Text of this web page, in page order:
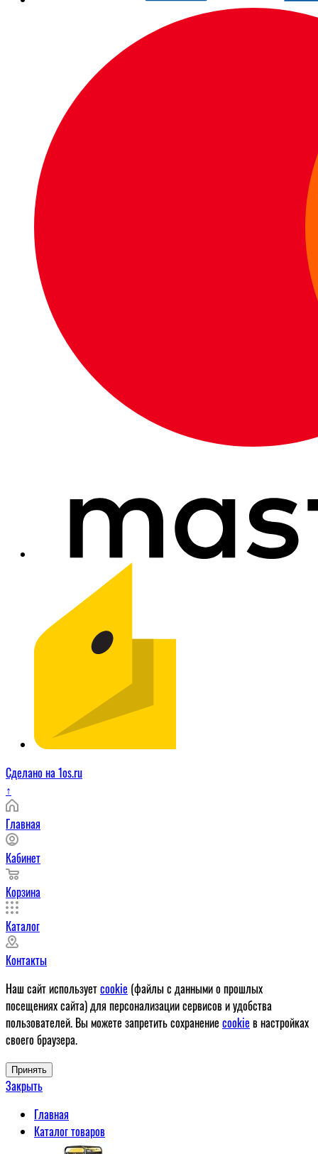
Сделано на 1os.ru
↑
Главная
Кабинет
Корзина
Каталог
Контакты
Наш сайт используетcookie (файлы с данными о прошлых
посещениях сайта) для персонализации сервисов и удобства
пользователей. Вы можете запретить сохранение cookie в настройках
своего браузера.
Принять
Закрыть
Главная
Каталог товаров